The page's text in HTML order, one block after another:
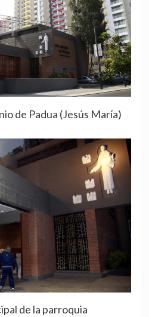
de Padua (Jesús María)
de la parroquia